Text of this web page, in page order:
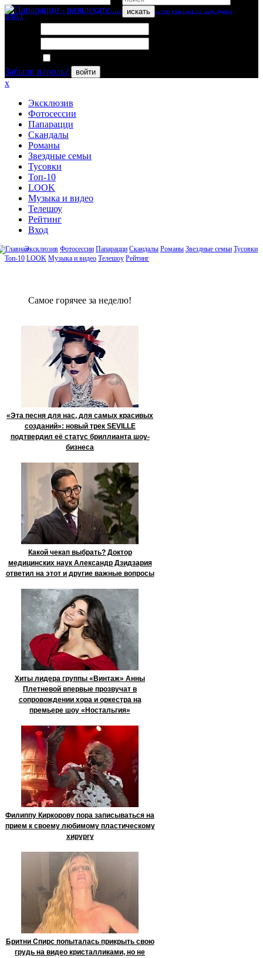
искать
вход
Забыли пароль?
войти
x
Эксклюзив
Фотосессии
Папарацци
Скандалы
Романы
Звездные семьи
Тусовки
Топ-10
LOOK
Музыка и видео
Телешоу
Рейтинг
Вход
Эксклюзив Фотосессии Папарацци Скандалы Романы Звездные семьи Тусовки
Топ-10 LOOK Музыка и видео Телешоу Рейтинг
Сaмое гoрячее за неделю!
«Эта песня для нас, для самых красивых
созданий»: новый трек SEVILLE
подтвердил её статус бриллианта шоу-
бизнеса
Какой чекап выбрать? Доктор
медицинских наук Александр Дзидзария
ответил на этот и другие важные вопросы
Хиты лидера группы «Винтаж» Анны
Плетневой впервые прозвучат в
сопровождении хора и оркестра на
премьере шоу «Ностальгия»
Филиппу Киркорову пора записываться на
прием к своему любимому пластическому
хирургу
Бритни Спирс попыталась прикрыть свою
грудь на видео кристалликами, но не